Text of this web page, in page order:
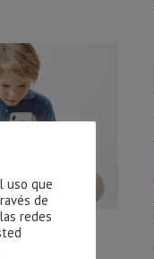
pantallas en
uso que
de
redes